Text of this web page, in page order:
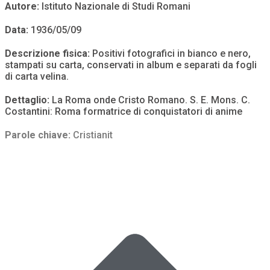
Autore: Istituto Nazionale di Studi Romani
Data: 1936/05/09
Descrizione fisica: Positivi fotografici in bianco e nero,
stampati su carta, conservati in album e separati da fogli
di carta velina.
Dettaglio: La Roma onde Cristo Romano. S. E. Mons. C.
Costantini: Roma formatrice di conquistatori di anime
Parole chiave: Cristianit